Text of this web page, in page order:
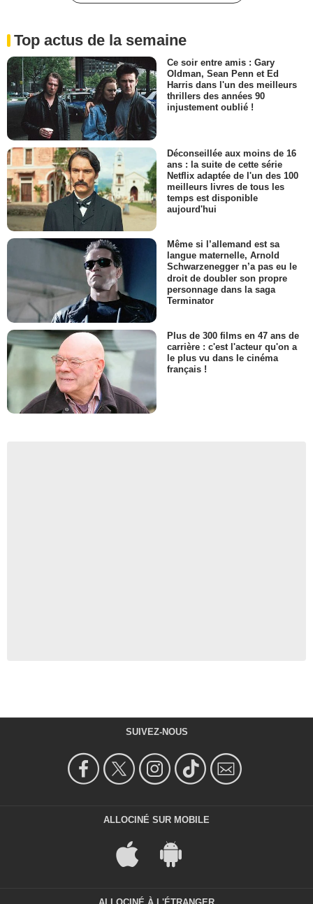
Top actus de la semaine
Ce soir entre amis : Gary
Oldman, Sean Penn et Ed
Harris dans l'un des meilleurs
thrillers des années 90
injustement oublié !
Déconseillée aux moins de 16
ans : la suite de cette série
Netflix adaptée de l'un des 100
meilleurs livres de tous les
temps est disponible
aujourd'hui
Même si l’allemand est sa
langue maternelle, Arnold
Schwarzenegger n’a pas eu le
droit de doubler son propre
personnage dans la saga
Terminator
Plus de 300 films en 47 ans de
carrière : c'est l'acteur qu'on a
le plus vu dans le cinéma
français !
SUIVEZ-NOUS
ALLOCINÉ SUR MOBILE